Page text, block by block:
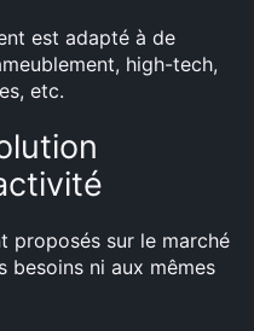
est adapté à de
high-tech,
etc.
proposés sur le marché
besoins ni aux mêmes